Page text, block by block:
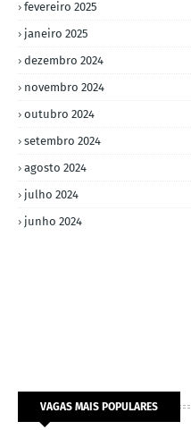
fevereiro 2025
janeiro 2025
dezembro 2024
novembro 2024
outubro 2024
setembro 2024
agosto 2024
julho 2024
junho 2024
VAGAS MAIS POPULARES